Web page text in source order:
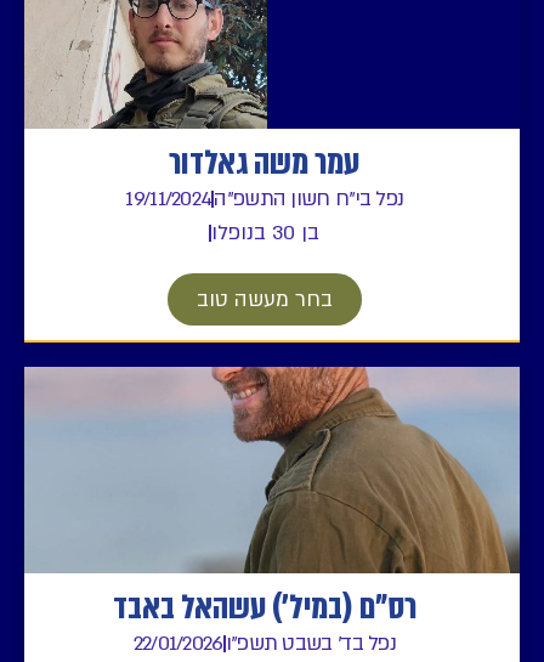
עמר משה גאלדור
נפל בי"ח חשון התשפ"ה19/11/2024
בן 30 בנופלו
בחר מעשה טוב
רס"ם (במיל') עשהאל באבד
נפל בד' בשבט תשפ"ו22/01/2026